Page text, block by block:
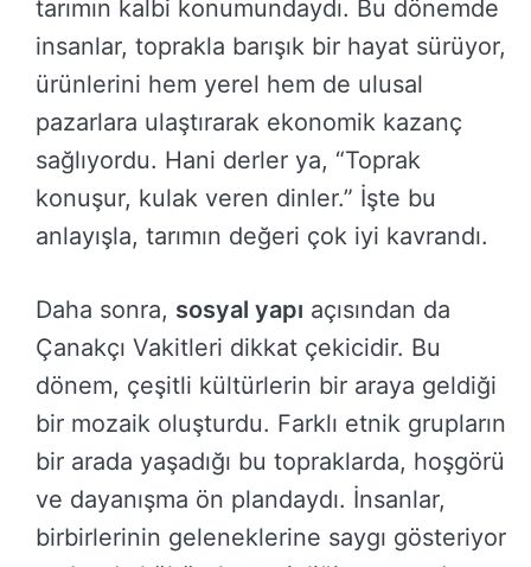
tarımın kalbi konumundaydı. Bu dönemde
insanlar, toprakla barışık bir hayat sürüyor,
ürünlerini hem yerel hem de ulusal
pazarlara ulaştırarak ekonomik kazanç
sağlıyordu. Hani derler ya, “Toprak
konuşur, kulak veren dinler.” İşte bu
anlayışla, tarımın değeri çok iyi kavrandı.
Daha sonra, sosyal yapı açısından da
Çanakçı Vakitleri dikkat çekicidir. Bu
dönem, çeşitli kültürlerin bir araya geldiği
bir mozaik oluşturdu. Farklı etnik grupların
bir arada yaşadığı bu topraklarda, hoşgörü
ve dayanışma ön plandaydı. İnsanlar,
birbirlerinin geleneklerine saygı gösteriyor